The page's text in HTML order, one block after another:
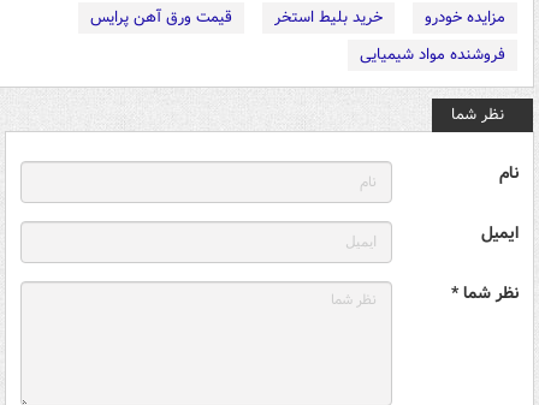
مزایده خودرو
خرید بلیط استخر
قیمت ورق آهن پرایس
فروشنده مواد شیمیایی
نظر شما
نام
ایمیل
نظر شما *